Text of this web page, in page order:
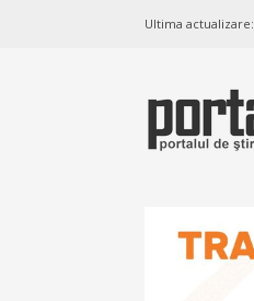
Ultima actualizare: